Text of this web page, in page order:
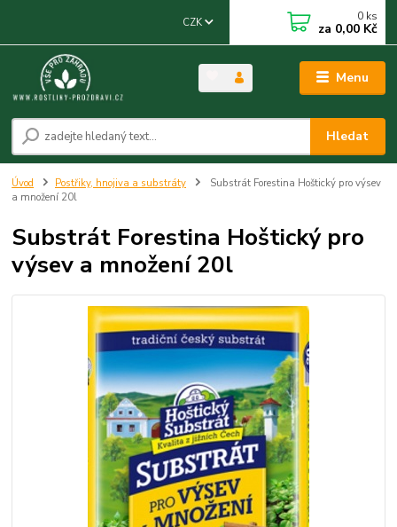
Menu
CZK
Hledat
0 ks
za 0,00 Kč
Úvod Postřiky, hnojiva a substráty
Substrát Forestina Hoštický pro výsev
a množení 20l
Substrát Forestina Hoštický pro
výsev a množení 20l